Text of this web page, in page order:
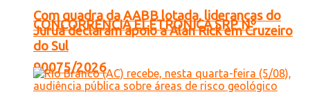
CONCORRENCIA ELETRONICA SRP Nº
90075/2026
Com quadra da AABB lotada, lideranças do
Juruá declaram apoio a Alan Rick em Cruzeiro
do Sul